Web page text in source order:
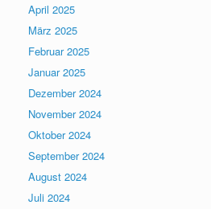
April 2025
März 2025
Februar 2025
Januar 2025
Dezember 2024
November 2024
Oktober 2024
September 2024
August 2024
Juli 2024